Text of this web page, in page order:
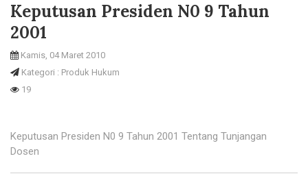
Keputusan Presiden N0 9 Tahun
2001
Kamis, 04 Maret 2010
Kategori : Produk Hukum
19
Keputusan Presiden N0 9 Tahun 2001 Tentang Tunjangan
Dosen